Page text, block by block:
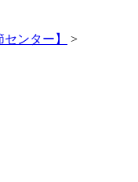
ンター】
>